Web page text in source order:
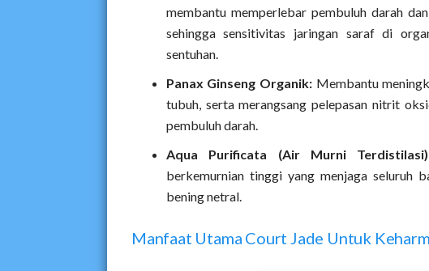
membantu memperlebar pembuluh darah
sehingga sensitivitas jaringan saraf di
sentuhan.
Panax Ginseng Organik: Membantu
tubuh, serta merangsang pelepasan nitrit
pembuluh darah.
Aqua Purificata (Air Murni
berkemurnian tinggi yang menjaga seluruh
bening netral.
Manfaat Utama Court Jade Untuk